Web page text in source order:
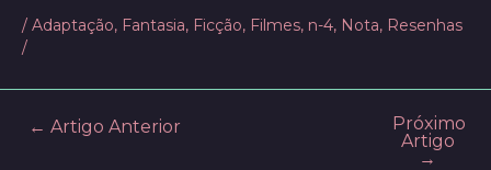
/ Adaptação, Fantasia, Ficção, Filmes, n-4, Nota, Resenhas
/
Post← Artigo Anterior
Próximo
Artigo
→